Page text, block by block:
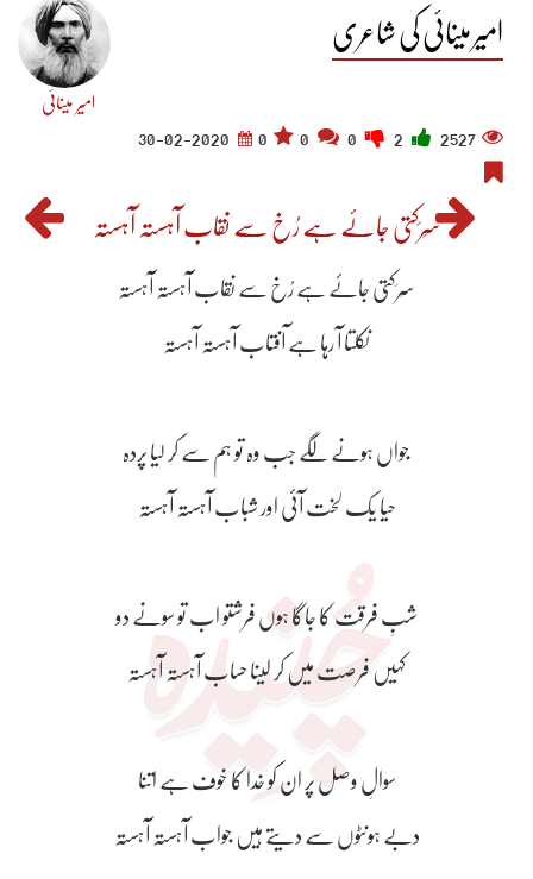
امیر مینائی کی شاعری
امیر مینائی
2527
0
30-02-2020
سَرَکتی جائے ہے رُخ سے نقاب آہستہ آہستہ
سَرَکتی جائے ہے رُخ سے نقاب آہستہ آہستہ
نکلتا آ رہا ہے آفتاب آہستہ آہستہ
جواں ہونے لگے جب وہ تو ہم سے کر لیا پردہ
حیا یک لخت آئی اور شباب آہستہ آہستہ
شبِ فرقت کا جاگا ہوں فرشتو اب تو سونے دو
کہیں فرصت میں کر لینا حساب آہستہ آہستہ
سوالِ وصل پر ان کو خدا کا خوف ہے اتنا
دبے ہونٹوں سے دیتے ہیں جواب آہستہ آہستہ